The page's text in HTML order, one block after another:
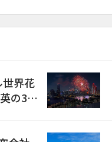
界花
の3カ